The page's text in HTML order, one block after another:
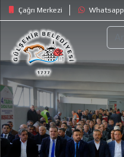
Çağrı Merkezi Whatsapp